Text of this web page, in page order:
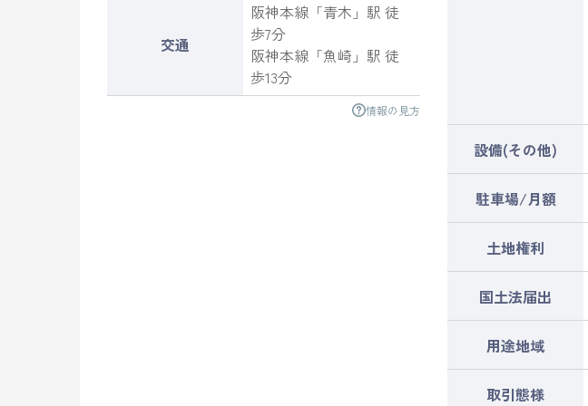
交通
阪神本線 「青木 」駅 徒
歩7分
阪神本線 「魚崎 」駅 徒
歩13分
情報の見方
設備(その他)
駐車場/月額
土地権利
国土法届出
用途地域
取引態様